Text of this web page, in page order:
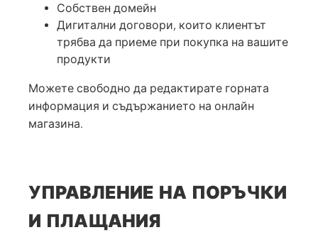
Собствен домейн
Дигитални договори, които клиентът
трябва да приеме при покупка на вашите
продукти
Можете свободно да редактирате горната
информация и съдържанието на онлайн
магазина.
УПРАВЛЕНИЕ НА ПОРЪЧКИ
И ПЛАЩАНИЯ